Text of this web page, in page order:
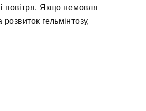
повітря. Якщо немовля
гельмінтозу,